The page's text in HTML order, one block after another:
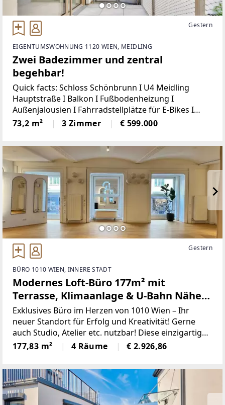
Gestern
EIGENTUMSWOHNUNG 1120 WIEN, MEIDLING
Zwei Badezimmer und zentral
begehbar!
Quick facts: Schloss Schönbrunn I U4 Meidling
Hauptstraße I Balkon I Fußbodenheizung I
Außenjalousien I Fahrradstellplätze für E-Bikes I
Bezugsfertig Ende 2026 I Besichtigungen nach
Vereinbarung möglich!Willkommen in Ihrem neuen
73,2 m² 3 Zimmer € 599.000
Gestern
BÜRO 1010 WIEN, INNERE STADT
Modernes Loft-Büro 177m² mit
Terrasse, Klimaanlage & U-Bahn Nähe
im 1. Bezirk Wien!
Exklusives Büro im Herzen von 1010 Wien – Ihr
neuer Standort für Erfolg und Kreativität! Gerne
auch Studio, Atelier etc. nutzbar! Diese einzigartige
Büro- und Praxisfläche im 1. Bezirk von Wien bietet
Ihnen auf großzügigen 177,83 m² ein modernes,
177,83 m² 4 Räume € 2.926,86